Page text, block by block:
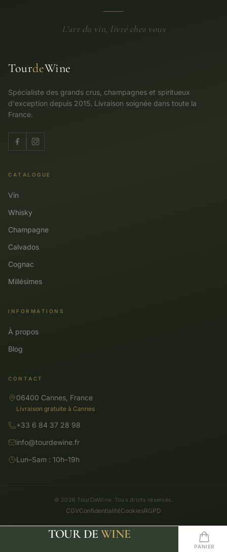
L'art du vin, livré chez vous
TourdeWine
Spécialiste des grands crus, champagnes et spiritueux
d'exception depuis 2015. Livraison soignée dans toute la
France.
CATALOGUE
Vin
Whisky
Champagne
Calvados
Cognac
Millésimes
INFORMATIONS
À propos
Blog
CONTACT
06400 Cannes, France
Livraison gratuite à Cannes
+33 6 84 37 28 98
info@tourdewine.fr
Lun–Sam : 10h–19h
© 2026 TourDeWine. Tous droits réservés.
CGVConfidentialitéCookiesRGPD
PANIER
TOUR DE WINE